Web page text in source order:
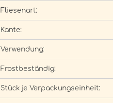
Fliesenart:
Kante:
Verwendung:
Frostbeständig:
Stück je Verpackungseinheit: